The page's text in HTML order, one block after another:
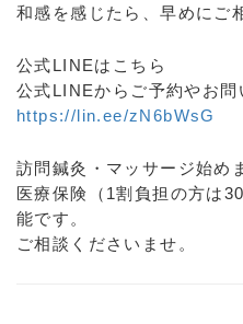
和感を感じたら、早めにご
公式LINEはこちら
公式LINEからご予約やお問
https://lin.ee/zN6bWsG
訪問鍼灸・マッサージ始め
医療保険（1割負担の方は
能です。
ご相談くださいませ。